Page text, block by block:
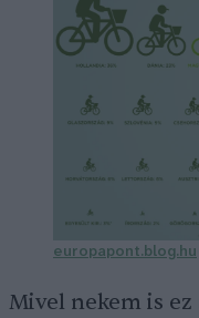
europapont.blog.hu
Mivel nekem is